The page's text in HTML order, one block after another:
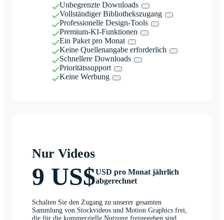
Unbegrenzte Downloads
Vollständiger Bibliothekszugang
Professionelle Design-Tools
Premium-KI-Funktionen
Ein Paket pro Monat
Keine Quellenangabe erforderlich
Schnellere Downloads
Prioritätssupport
Keine Werbung
Nur Videos
9 US$USD pro Monat jährlich
abgerechnet
Schalten Sie den Zugang zu unserer gesamten
Sammlung von Stockvideos und Motion Graphics frei,
die für die kommerzielle Nutzung freigegeben sind.